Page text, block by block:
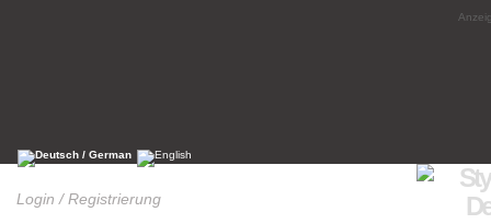
Login / Registrierung